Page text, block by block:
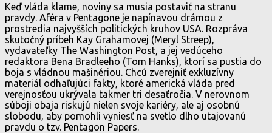
Keď vláda klame, noviny sa musia postaviť na stranu
pravdy. Aféra v Pentagone je napínavou drámou z
prostredia najvyšších politických kruhov USA. Rozpráva
skutočný príbeh Kay Grahamovej (Meryl Streep),
vydavateľky The Washington Post, a jej vedúceho
redaktora Bena Bradleeho (Tom Hanks), ktorí sa pustia do
boja s vládnou mašinériou. Chcú zverejniť exkluzívny
materiál odhaľujúci fakty, ktoré americká vláda pred
verejnosťou ukrývala takmer tri desaťročia. V nerovnom
súboji obaja riskujú nielen svoje kariéry, ale aj osobnú
slobodu, aby pomohli vyniesť na svetlo dlho utajovanú
pravdu o tzv. Pentagon Papers.